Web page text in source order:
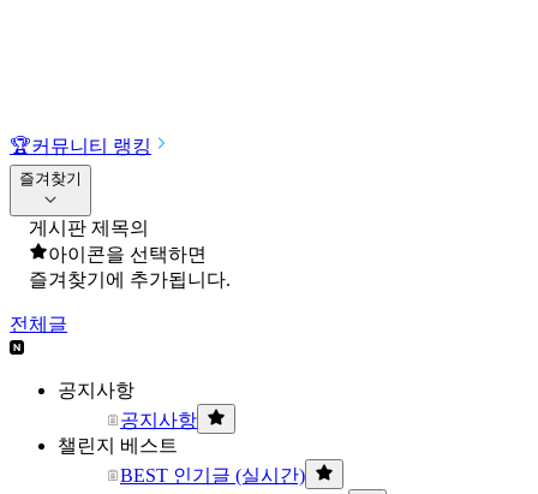
🏆커뮤니티 랭킹
즐겨찾기
게시판 제목의
아이콘을 선택하면
즐겨찾기에 추가됩니다.
전체글
공지사항
공지사항
챌린지 베스트
BEST 인기글 (실시간)